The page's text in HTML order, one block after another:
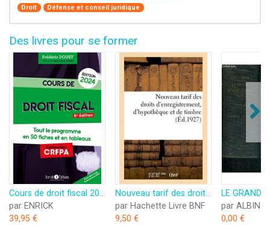
Droit Défense et conseil juridique
Des livres pour se former
Cours de droit fiscal 2024: Tout le programme en 50 fiches et en tableaux
par ENRICK
39,95 €
Nouveau tarif des droits d'enregistrement d'hypothèque et de timbre, indiquant les immunités
par Hachette Livre BNF
9,50 €
par ALBIN
0,00 €